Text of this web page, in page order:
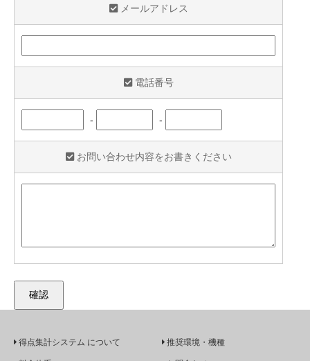
メールアドレス
電話番号
- -
お問い合わせ内容をお書きください
得点集計システム について 推奨環境・機種